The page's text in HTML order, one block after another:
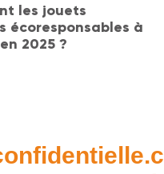
les jouets
écoresponsables à
2025 ?